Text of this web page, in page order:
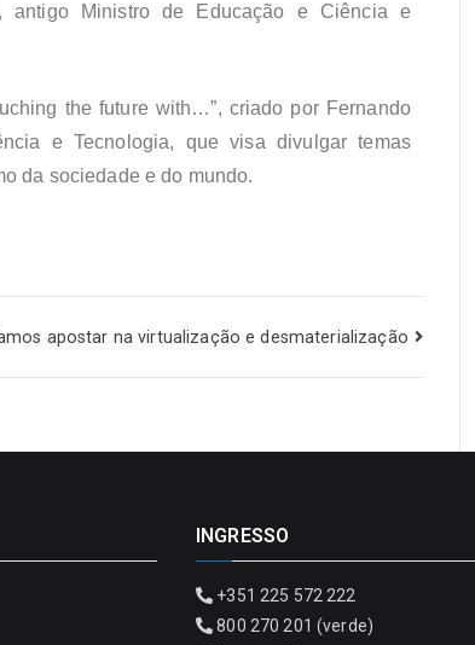
antigo Ministro de Educação e Ciência e
the future with…”, criado por Fernando
e Tecnologia, que visa divulgar temas
da sociedade e do mundo.
apostar na virtualização e desmaterialização
INGRESSO
+351 225 572 222
800 270 201 (verde)